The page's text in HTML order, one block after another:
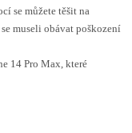
se můžete těšit na
museli obávat poškození
14 Pro Max, které